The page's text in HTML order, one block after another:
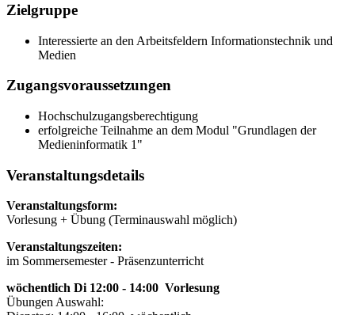
Zielgruppe
Interessierte an den Arbeitsfeldern Informationstechnik und
Medien
Zugangsvoraussetzungen
Hochschulzugangsberechtigung
erfolgreiche Teilnahme an dem Modul "Grundlagen der
Medieninformatik 1"
Veranstaltungsdetails
Veranstaltungsform:
Vorlesung + Übung (Terminauswahl möglich)
Veranstaltungszeiten:
im Sommersemester - Präsenzunterricht
wöchentlich Di 12:00 - 14:00 Vorlesung
Übungen Auswahl: